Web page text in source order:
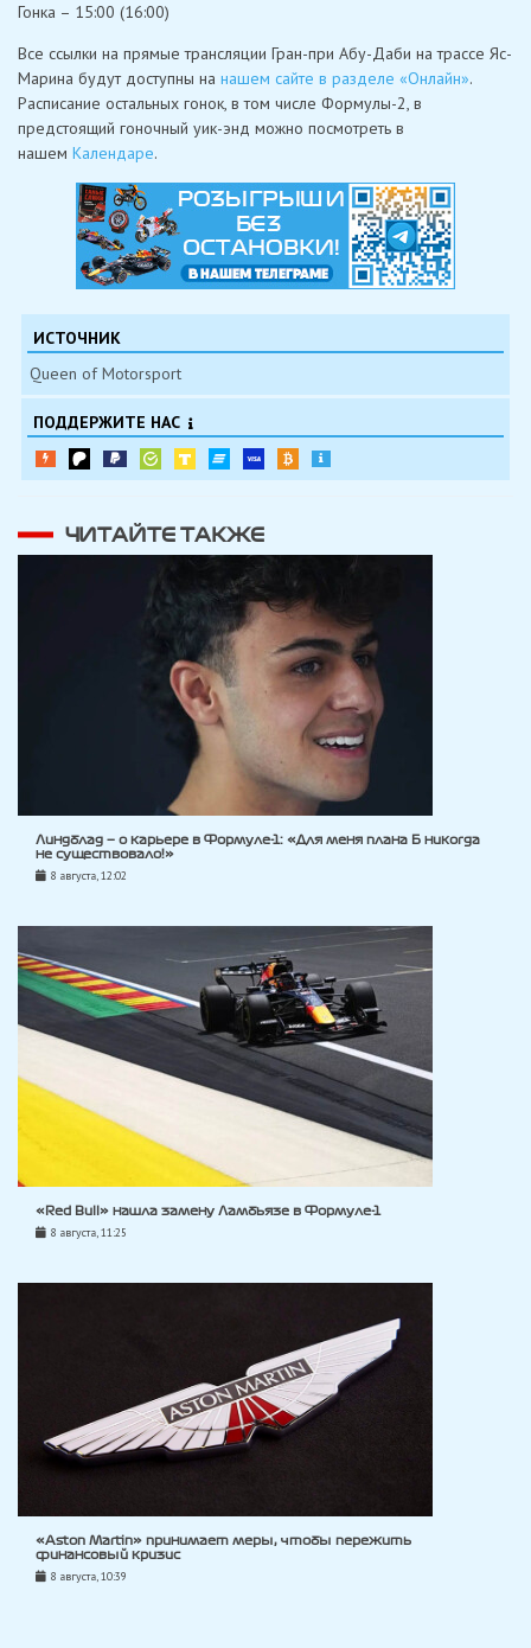
Гонка – 15:00 (16:00)
Все ссылки на прямые трансляции Гран-при Абу-Даби на трассе Яс-
Марина будут доступны на нашем сайте в разделе «Онлайн».
Расписание остальных гонок, в том числе Формулы-2, в
предстоящий гоночный уик-энд можно посмотреть в
нашем Календаре.
ИСТОЧНИК
Queen of Motorsport
ПОДДЕРЖИТЕ НАС
ЧИТАЙТЕ ТАКЖЕ
Линдблад — о карьере в Формуле-1: «Для меня плана Б никогда
не существовало!»
8 августа, 12:02
«Red Bull» нашла замену Ламбьязе в Формуле-1
8 августа, 11:25
«Aston Martin» принимает меры, чтобы пережить
финансовый кризис
8 августа, 10:39